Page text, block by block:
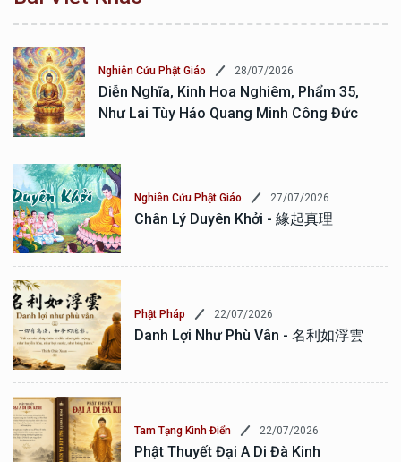
Nghiên Cứu Phật Giáo 28/07/2026
Diễn Nghĩa, Kinh Hoa Nghiêm, Phẩm 35,
Như Lai Tùy Hảo Quang Minh Công Đức
Nghiên Cứu Phật Giáo 27/07/2026
Chân Lý Duyên Khởi - 緣起真理
Phật Pháp 22/07/2026
Danh Lợi Như Phù Vân - 名利如浮雲
Tam Tạng Kinh Điển 22/07/2026
Phật Thuyết Đại A Di Đà Kinh